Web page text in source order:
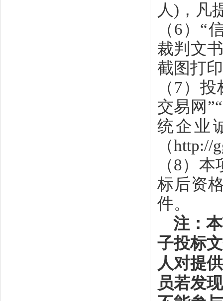
人)，凡
（6）“
裁判文
截图打
（ 7）投
交易网
统企业
（
（8）本
标后资
件。
注：
子投标
人对提
员若发